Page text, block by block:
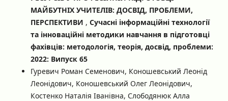
МАЙБУТНІХ УЧИТЕЛІВ: ДОСВІД, ПРОБЛЕМИ,
ПЕРСПЕКТИВИ , Сучасні інформаційні технології
та інноваційні методики навчання в підготовці
фахівців: методологія, теорія, досвід, проблеми:
2022: Випуск 65
Гуревич Роман Семенович, Коношевський Леонід
Леонідович, Коношевський Олег Леонідович,
Костенко Наталія Іванівна, Слободянюк Алла